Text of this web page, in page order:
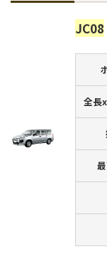
JC08
全長